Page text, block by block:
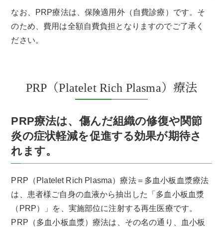
なお、PRP療法は、保険適用外（自費診療）です。そ
のため、費用は全額自費負担となりますのでご了承く
ださい。
PRP（Platelet Rich Plasma）療法
PRP療法は、傷んだ組織の修復や関節
炎の症状軽減を促進する効果が期待さ
れます。
PRP（Platelet Rich Plasma）療法＝多血小板血漿療法
は、患者様ご自身の血液から抽出した「多血小板血漿
（PRP）」を、実施部位に注射する再生医療です。
PRP（多血小板血漿）療法は、その名の通り、血小板